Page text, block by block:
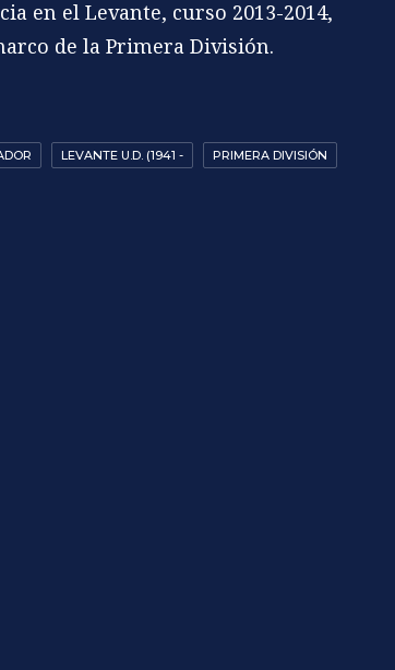
en el Levante, curso 2013-2014,
de la Primera División.
LEVANTE U.D. (1941 - PRIMERA DIVISIÓN